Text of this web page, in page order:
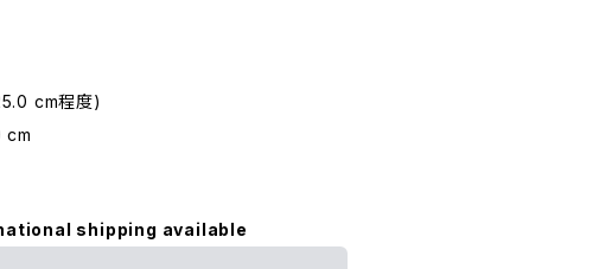
cm程度)
cm
shipping available